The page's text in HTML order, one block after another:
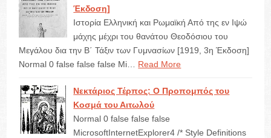
Έκδοση]
Ιστορία Ελληνική και Ρωμαϊκή Από της εν Ιψώ
μάχης μέχρι του θανάτου Θεοδόσιου του
Μεγάλου δια την Β΄ Τάξιν των Γυμνασίων [1919, 3η Έκδοση]
Normal 0 false false false Mi…
Read More
Νεκτάριος Τέρπος: Ο Προπομπός του
Κοσμά του Αιτωλού
Normal 0 false false false
MicrosoftInternetExplorer4 /* Style Definitions